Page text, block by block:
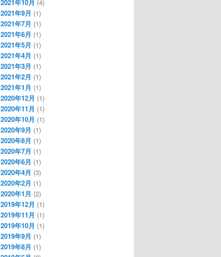
2021年10月 (4)
2021年9月 (1)
2021年7月 (1)
2021年6月 (1)
2021年5月 (1)
2021年4月 (1)
2021年3月 (1)
2021年2月 (1)
2021年1月 (1)
2020年12月 (1)
2020年11月 (1)
2020年10月 (1)
2020年9月 (1)
2020年8月 (1)
2020年7月 (1)
2020年6月 (1)
2020年4月 (3)
2020年2月 (1)
2020年1月 (2)
2019年12月 (1)
2019年11月 (1)
2019年10月 (1)
2019年9月 (1)
2019年8月 (1)